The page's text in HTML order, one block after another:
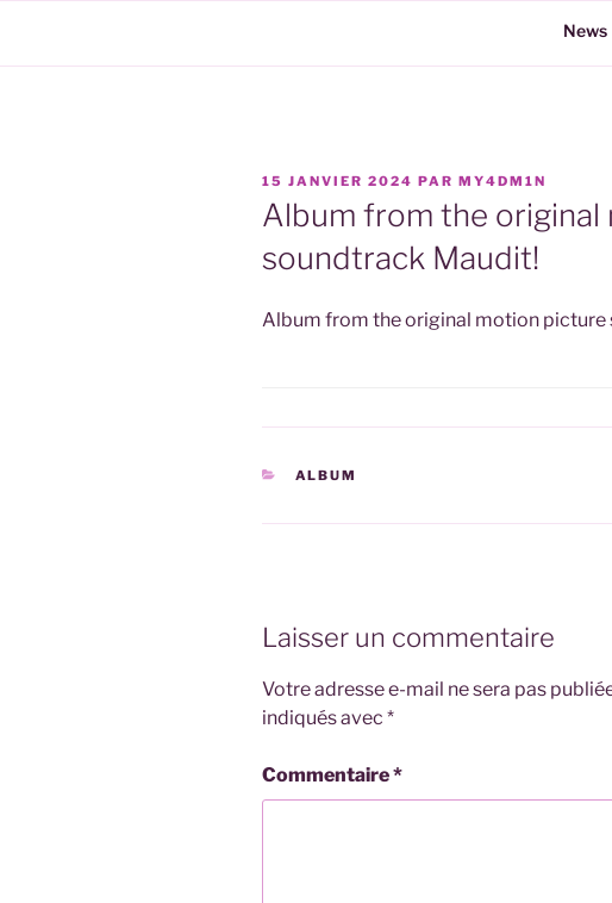
contenu
News
PUBLIÉ
LE
15 JANVIER 2024 PAR MY4DM1N
Album from the
soundtrack Maudit!
Album from the original motion picture
CATÉGORIES
ALBUM
Laisser un commentaire
Votre adresse e-mail ne sera pas
indiqués avec *
Commentaire*